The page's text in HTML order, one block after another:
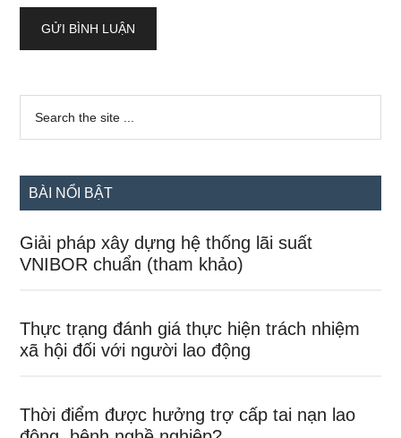
Sidebar
chính
...
BÀI NỔI BẬT
Giải pháp xây dựng hệ thống lãi suất
VNIBOR chuẩn (tham khảo)
Thực trạng đánh giá thực hiện trách nhiệm
xã hội đối với người lao động
Thời điểm được hưởng trợ cấp tai nạn lao